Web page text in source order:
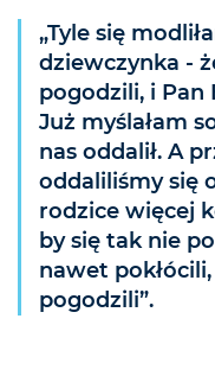
„Tyle się
dziewczynka -
pogodzili, i Pan
Już myślałam
nas oddalił. A
oddaliliśmy się
rodzice więcej
by się tak nie
nawet
pogodzili”.